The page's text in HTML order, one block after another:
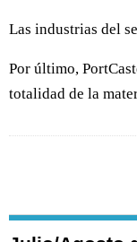
Las industrias del
Por último,
totalidad de la